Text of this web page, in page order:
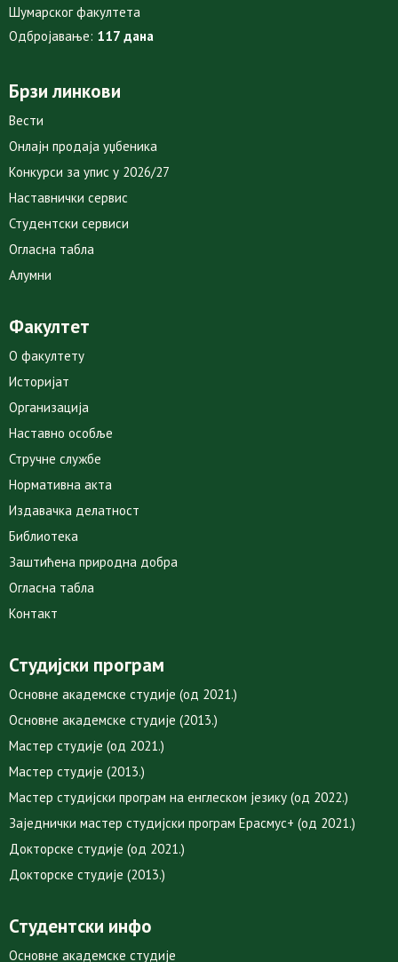
Шумарског факултета
Одбројавање: 117 дана
Брзи линкови
Вести
Онлајн продаја уџбеника
Конкурси за упис у 2026/27
Наставнички сервис
Студентски сервиси
Огласна табла
Алумни
Факултет
О факултету
Историјат
Организација
Наставно особље
Стручне службе
Нормативна акта
Издавачка делатност
Библиотека
Заштићена природна добра
Огласна табла
Контакт
Студијски програм
Основне академске студије (од 2021.)
Основне академске студије (2013.)
Мастер студије (од 2021.)
Мастер студије (2013.)
Мастер студијски програм на енглеском језику (од 2022.)
Заједнички мастер студијски програм Ерасмус+ (од 2021.)
Докторске студије (од 2021.)
Докторске студије (2013.)
Студентски инфо
Основне академске студије